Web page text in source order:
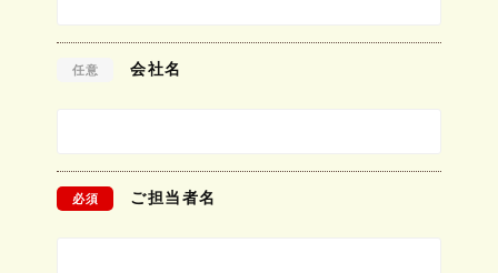
任意 会社名
必須 ご担当者名